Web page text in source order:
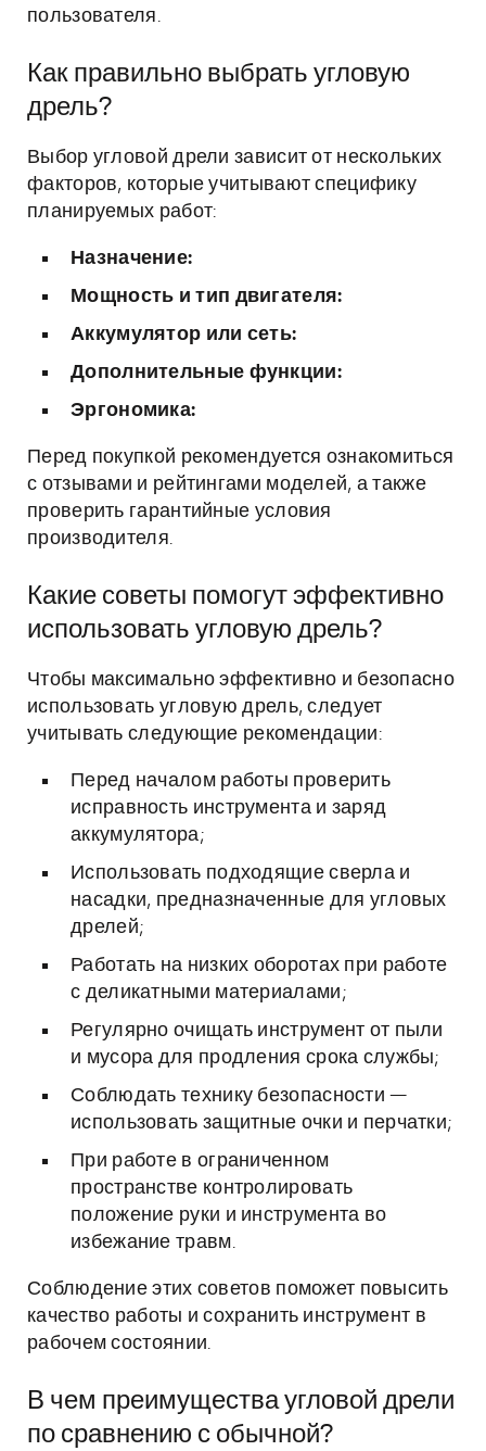
пользователя.
Как правильно выбрать угловую
дрель?
Выбор угловой дрели зависит от нескольких
факторов, которые учитывают специфику
планируемых работ:
Назначение:
Мощность и тип двигателя:
Аккумулятор или сеть:
Дополнительные функции:
Эргономика:
Перед покупкой рекомендуется ознакомиться
с отзывами и рейтингами моделей, а также
проверить гарантийные условия
производителя.
Какие советы помогут эффективно
использовать угловую дрель?
Чтобы максимально эффективно и безопасно
использовать угловую дрель, следует
учитывать следующие рекомендации:
Перед началом работы проверить
исправность инструмента и заряд
аккумулятора;
Использовать подходящие сверла и
насадки, предназначенные для угловых
дрелей;
Работать на низких оборотах при работе
с деликатными материалами;
Регулярно очищать инструмент от пыли
и мусора для продления срока службы;
Соблюдать технику безопасности —
использовать защитные очки и перчатки;
При работе в ограниченном
пространстве контролировать
положение руки и инструмента во
избежание травм.
Соблюдение этих советов поможет повысить
качество работы и сохранить инструмент в
рабочем состоянии.
В чем преимущества угловой дрели
по сравнению с обычной?